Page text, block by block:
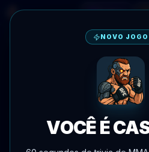
🎮 Fantasy 📅
Voltar às notícias
Mídia
Daniel Cormier
imprensa de Max
329 e
NOVO JOGO
VOCÊ É